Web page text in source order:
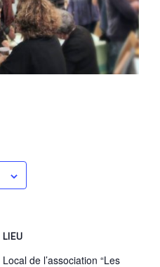
LIEU
Local de l’association “Les